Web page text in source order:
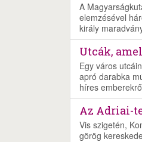
A
elemzésével
király
Utcák,
Egy város
apró darabka
híres
Az Adriai-
Vis szigetén,
görög